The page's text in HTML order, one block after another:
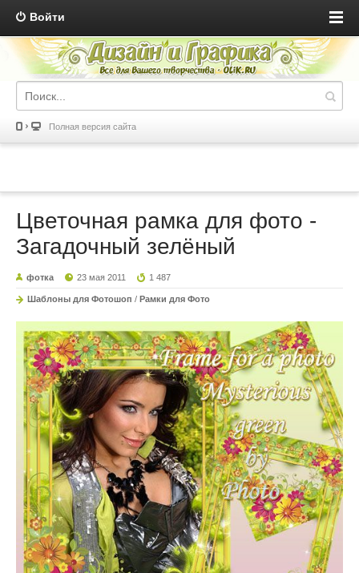
Войти
Полная версия сайта
Цветочная рамка для фото -
Загадочный зелёный
фотка 23 мая 2011 1 487
Шаблоны для Фотошоп / Рамки для Фото